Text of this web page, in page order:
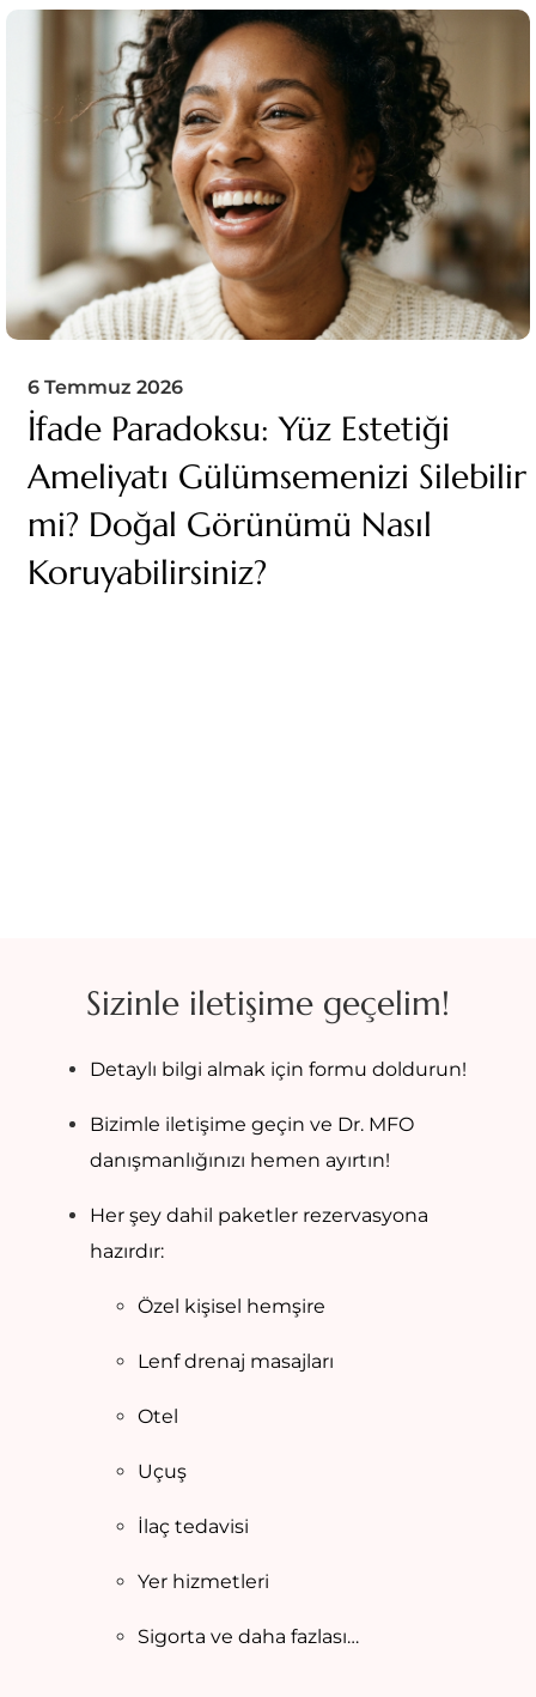
6 Temmuz 2026
İfade Paradoksu: Yüz Estetiği
Ameliyatı Gülümsemenizi Silebilir
mi? Doğal Görünümü Nasıl
Koruyabilirsiniz?
Sizinle iletişime geçelim!
Detaylı bilgi almak için formu doldurun!
Bizimle iletişime geçin ve Dr. MFO
danışmanlığınızı hemen ayırtın!
Her şey dahil paketler rezervasyona
hazırdır:
Özel kişisel hemşire
Lenf drenaj masajları
Otel
Uçuş
İlaç tedavisi
Yer hizmetleri
Sigorta ve daha fazlası…